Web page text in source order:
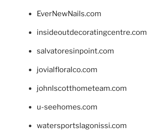
EverNewNails.com
insideoutdecoratingcentre.com
salvatoresinpoint.com
jovialfloralco.com
johnlscotthometeam.com
u-seehomes.com
watersportslagonissi.com